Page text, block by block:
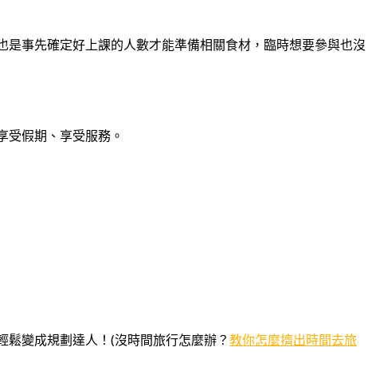
事先確定好上課的人數才能準備相關食材，臨時想要參與也沒
受假期、享受服務。
變成規劃達人！(沒時間旅行怎麼辦？ 教你怎麼擠出時間去旅